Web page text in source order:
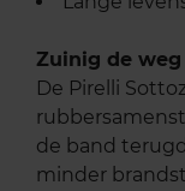
Zuinig de weg
De Pirelli
de band
minder